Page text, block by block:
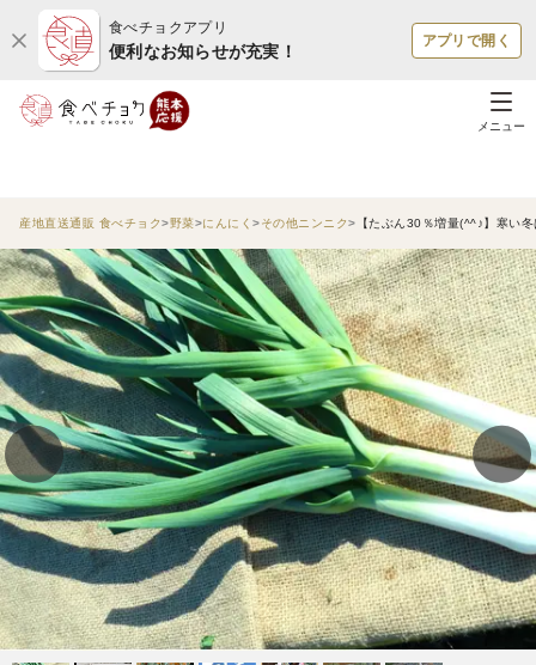
食べチョクアプリ
便利なお知らせが充実！
アプリで開く
メニュー
産地直送通販 食べチョク 野菜 にんにく その他ニンニク 【たぶん30％増量(^^♪】寒